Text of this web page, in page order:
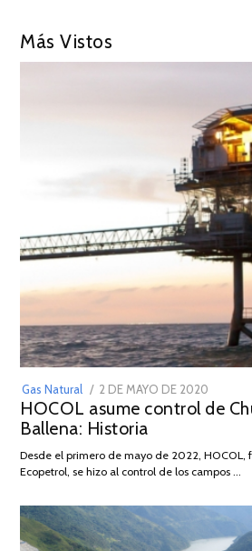
Más Vistos
Gas Natural
POSTED
ON
2 DE MAYO DE 2020
DE
2026
HOCOL asume control de
Ballena: Historia
Desde el primero de mayo de 2022, HOCOL,
Ecopetrol, se hizo al control de los campos …